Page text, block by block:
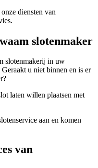
diensten van
slotenmaker
slotenmakerij in uw
u niet binnen en is er
laten willen plaatsen met
aan en komen
van